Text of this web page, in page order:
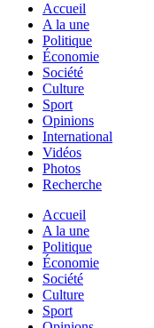
Accueil
A la une
Politique
Économie
Société
Culture
Sport
Opinions
International
Vidéos
Photos
Recherche
Accueil
A la une
Politique
Économie
Société
Culture
Sport